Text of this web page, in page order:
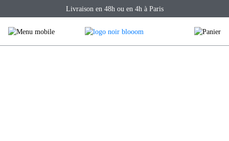
Livraison en 48h ou en 4h à Paris